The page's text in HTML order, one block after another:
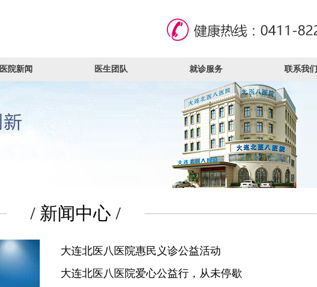
医院新闻 医生团队 就诊服务 联系我们
/ 新闻中心 /
大连北医八医院惠民义诊公益活动
大连北医八医院爱心公益行，从未停歇